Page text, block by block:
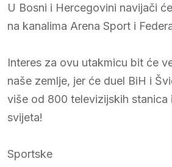
U Bosni i Hercegovini navijači
na kanalima Arena Sport i
Interes za ovu utakmicu bit će
naše zemlje, jer će duel BiH i
više od 800 televizijskih stanica
svijeta!
Sportske